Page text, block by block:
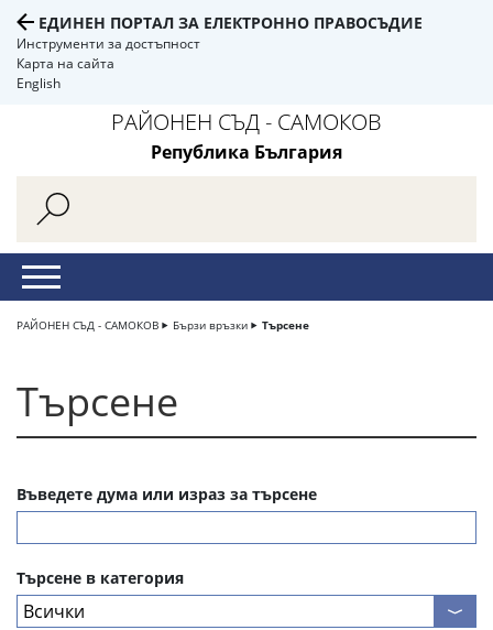
ЕДИНЕН ПОРТАЛ ЗА ЕЛЕКТРОННО ПРАВОСЪДИЕ
Инструменти за достъпност
Карта на сайта
English
РАЙОНЕН СЪД - САМОКОВ
Република България
РАЙОНЕН СЪД - САМОКОВ Бързи връзки Търсене
Търсене
Въведете дума или израз за търсене
Търсене в категория